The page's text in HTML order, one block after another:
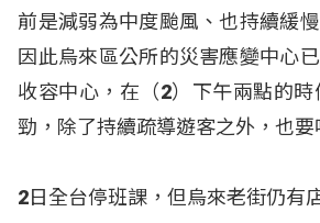
前是減弱為中度颱風、也持續緩
因此烏來區公所的災害應變中心
收容中心，在（2）下午兩點的
勁，除了持續疏導遊客之外，也
2日全台停班課，但烏來老街仍有